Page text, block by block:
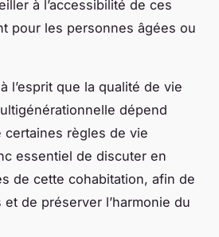
à l’accessibilité de ces
pour les personnes âgées ou
l’esprit que la qualité de vie
dépend
règles de vie
essentiel de discuter en
de cette cohabitation, afin de
de préserver l’harmonie du